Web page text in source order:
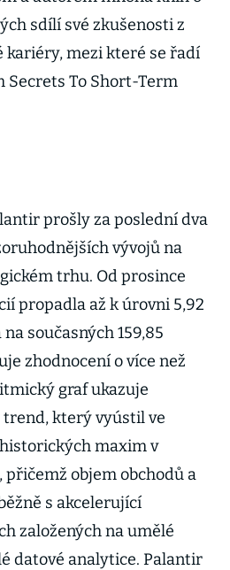
sdílí své zkušenosti z
kariéry, mezi které se řadí
Secrets To Short-Term
prošly za poslední dva
vývojů na
trhu. Od prosince
propadla až k úrovni 5,92
současných 159,85
zhodnocení o více než
graf ukazuje
který vyústil ve
maxim v
objem obchodů a
s akcelerující
založených na umělé
datové analytice. Palantir